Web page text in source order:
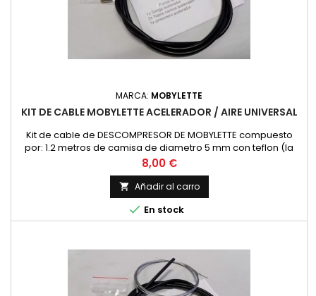
MARCA: MOBYLETTE
KIT DE CABLE MOBYLETTE ACELERADOR / AIRE UNIVERSAL
Kit de cable de DESCOMPRESOR DE MOBYLETTE compuesto
por: 1.2 metros de camisa de diametro 5 mm con teflon (la
habitual para descompresor, acelerador y varios usos) 1x
Cable con cabeza de tipo MARTILLO 2x topes de camisa de 5
mm. No es necesario prisionero porque se fija directamente
al mando Con 1 kit haces un mando. Cada Mobylette lleva
dos...
Precio
8,00 €
 Añadir al carro
 En stock